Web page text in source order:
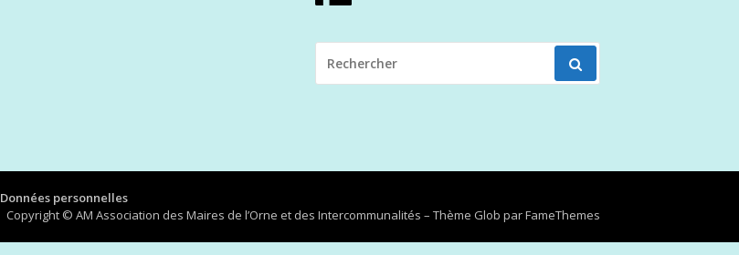
POUR
:
Données personnelles
Copyright © AM Association des Maires de l’Orne et des Intercommunalités – Thème Glob parFameThemes